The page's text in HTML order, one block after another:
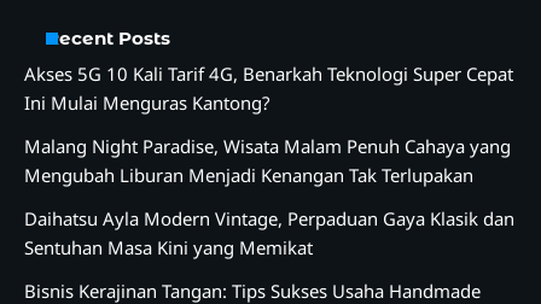
Recent Posts
Akses 5G 10 Kali Tarif 4G, Benarkah Teknologi Super Cepat
Ini Mulai Menguras Kantong?
Malang Night Paradise, Wisata Malam Penuh Cahaya yang
Mengubah Liburan Menjadi Kenangan Tak Terlupakan
Daihatsu Ayla Modern Vintage, Perpaduan Gaya Klasik dan
Sentuhan Masa Kini yang Memikat
Bisnis Kerajinan Tangan: Tips Sukses Usaha Handmade